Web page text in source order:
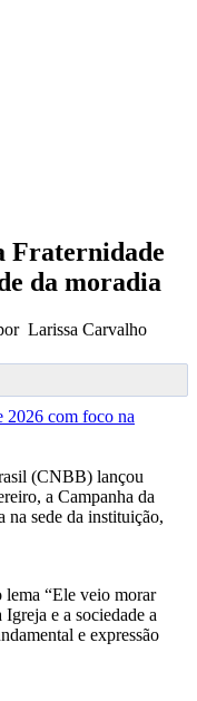
Fraternidade
da moradia
Larissa Carvalho
(CNBB) lançou
a Campanha da
na sede da instituição,
lema “Ele veio morar
e a sociedade a
e expressão